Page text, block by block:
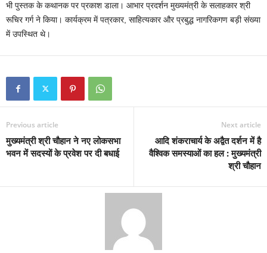
भी पुस्तक के कथानक पर प्रकाश डाला। आभार प्रदर्शन मुख्यमंत्री के सलाहकार श्री
रूचिर गर्ग ने किया। कार्यक्रम में पत्रकार, साहित्यकार और प्रबुद्ध नागरिकगण बड़ी संख्या
में उपस्थित थे।
Previous article
मुख्यमंत्री श्री चौहान ने नए लोकसभा
भवन में सदस्यों के प्रवेश पर दी बधाई
Next article
आदि शंकराचार्य के अद्वैत दर्शन में है
वैश्व‍िक समस्याओं का हल : मुख्यमंत्री
श्री चौहान